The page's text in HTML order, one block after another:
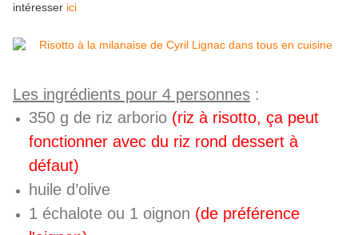
intéresser ici
Les ingrédients pour 4 personnes :
350 g de riz arborio (riz à risotto, ça peut
fonctionner avec du riz rond dessert à
défaut)
huile d’olive
1 échalote ou 1 oignon (de préférence